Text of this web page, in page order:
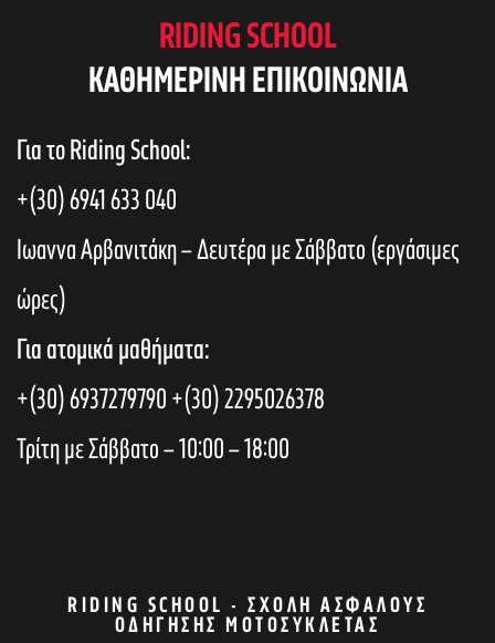
RIDING SCHOOL
KAΘΗΜΕΡΙΝΗ ΕΠΙΚΟΙΝΩΝΙΑ
Για το Riding School:
+(30) 6941 633 040
Ιωαννα Αρβανιτάκη – Δευτέρα με Σάββατο (εργάσιμες
ώρες)
Για ατομικά μαθήματα:
+(30) 6937279790+(30) 2295026378
Τρίτη με Σάββατο – 10:00 – 18:00
RIDING SCHOOL - ΣΧΟΛΉ ΑΣΦΑΛΟΎΣ
ΟΔΉΓΗΣΗΣ ΜΟΤΟΣΥΚΛΈΤΑΣ